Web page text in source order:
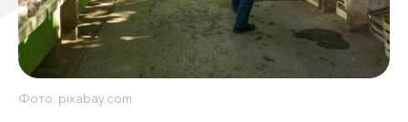
Фото: pixabay.com